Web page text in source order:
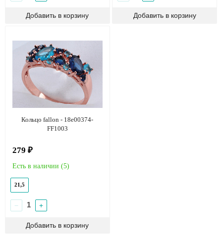
Кольцо fallon - 18e00374-
FF1003
279 ₽
Есть в наличии (5)
21,5
− +